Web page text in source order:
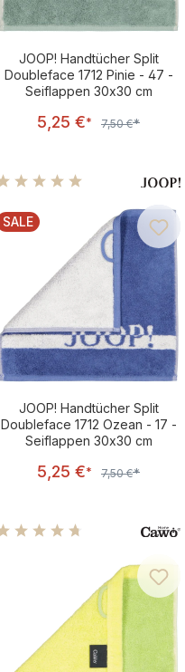
JOOP! Handtücher Split
Doubleface 1712 Pinie - 47 -
Seiflappen 30x30 cm
5,25 €* Regulärer Preis:
7,50 €*
RABATT
SALE
JOOP! Handtücher Split
Doubleface 1712 Ozean - 17 -
Seiflappen 30x30 cm
5,25 €* Regulärer Preis:
7,50 €*